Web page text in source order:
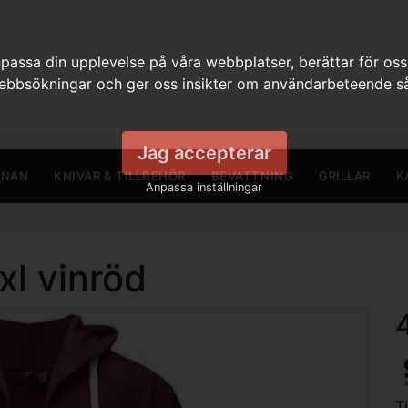
KNIVAR & TILLBEHÖR BEVATTNING GRILLAR
vinröd
din upplevelse på våra webbplatser, berättar för
och ger oss insikter om användarbeteende
Jag accepterar
Anpassa inställningar